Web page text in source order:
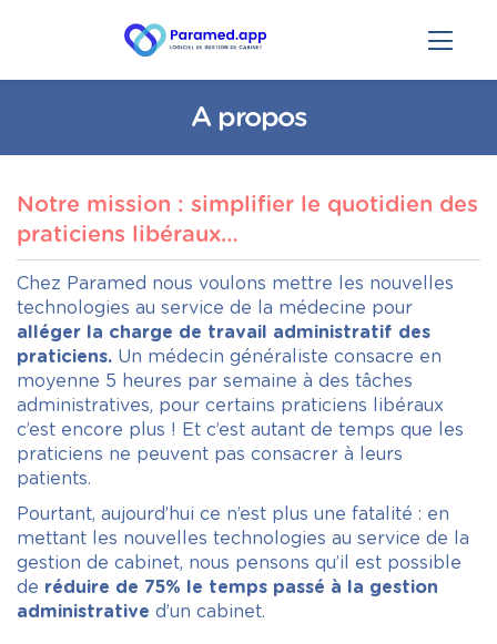
A propos
Notre mission : simplifier le quotidien des
praticiens libéraux…
Chez Paramed nous voulons mettre les nouvelles
technologies au service de la médecine pour
alléger la charge de travail administratif des
praticiens. Un médecin généraliste consacre en
moyenne 5 heures par semaine à des tâches
administratives, pour certains praticiens libéraux
c’est encore plus ! Et c’est autant de temps que les
praticiens ne peuvent pas consacrer à leurs
patients.
Pourtant, aujourd’hui ce n’est plus une fatalité : en
mettant les nouvelles technologies au service de la
gestion de cabinet, nous pensons qu’il est possible
de réduire de 75% le temps passé à la gestion
administrative d’un cabinet.